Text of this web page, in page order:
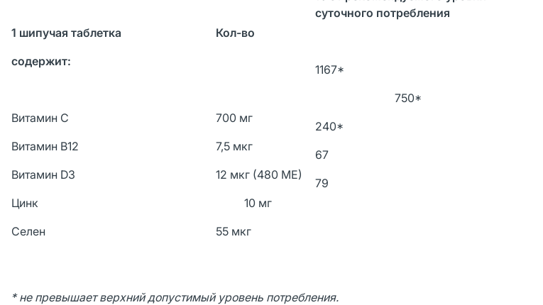
1 шипучая таблетка
содержит:
Витамин С
Витамин В12
Витамин D3
Цинк
Селен
Кол-во
700 мг
7,5 мкг
12 мкг (480 МЕ)
10 мг
55 мкг
суточного потребления
1167*
750*
240*
67
79
* не превышает верхний допустимый уровень потребления.